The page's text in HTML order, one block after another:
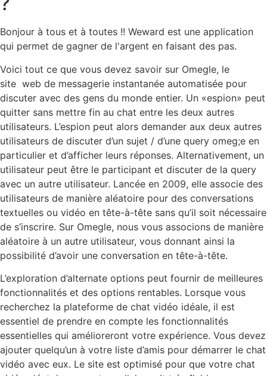
Bonjour à tous et à toutes !! Weward est une application
qui permet de gagner de l'argent en faisant des pas.
Voici tout ce que vous devez savoir sur Omegle, le
site web de messagerie instantanée automatisée pour
discuter avec des gens du monde entier. Un «espion» peut
quitter sans mettre fin au chat entre les deux autres
utilisateurs. L’espion peut alors demander aux deux autres
utilisateurs de discuter d’un sujet / d’une query omeg;e en
particulier et d’afficher leurs réponses. Alternativement, un
utilisateur peut être le participant et discuter de la query
avec un autre utilisateur. Lancée en 2009, elle associe des
utilisateurs de manière aléatoire pour des conversations
textuelles ou vidéo en tête-à-tête sans qu’il soit nécessaire
de s’inscrire. Sur Omegle, nous vous associons de manière
aléatoire à un autre utilisateur, vous donnant ainsi la
possibilité d’avoir une conversation en tête-à-tête.
L’exploration d’alternate options peut fournir de meilleures
fonctionnalités et des options rentables. Lorsque vous
recherchez la plateforme de chat vidéo idéale, il est
essentiel de prendre en compte les fonctionnalités
essentielles qui amélioreront votre expérience. Vous devez
ajouter quelqu’un à votre liste d’amis pour démarrer le chat
vidéo avec eux. Le site est optimisé pour que votre chat